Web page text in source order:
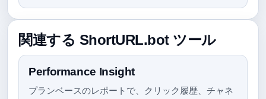
関連する ShortURL.bot ツール
Performance Insight
プランベースのレポートで、クリック履歴、チャネ